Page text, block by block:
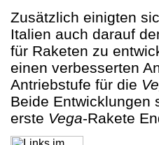
Zusätzlich einigten
Italien auch darauf
für Raketen zu
einen verbesserten
Antriebstufe für die
Beide Entwicklungen
erste Vega-Rakete